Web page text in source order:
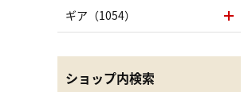
ギア（1054）
ショップ内検索